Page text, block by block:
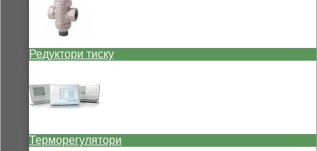
Редуктори тиску
Терморегулятори